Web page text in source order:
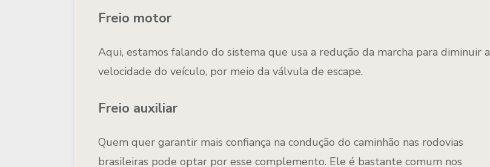
Freio motor
Aqui, estamos falando do sistema que usa a redução da marcha para diminuir a
velocidade do veículo, por meio da válvula de escape.
Freio auxiliar
Quem quer garantir mais confiança na condução do caminhão nas rodovias
brasileiras pode optar por esse complemento. Ele é bastante comum nos